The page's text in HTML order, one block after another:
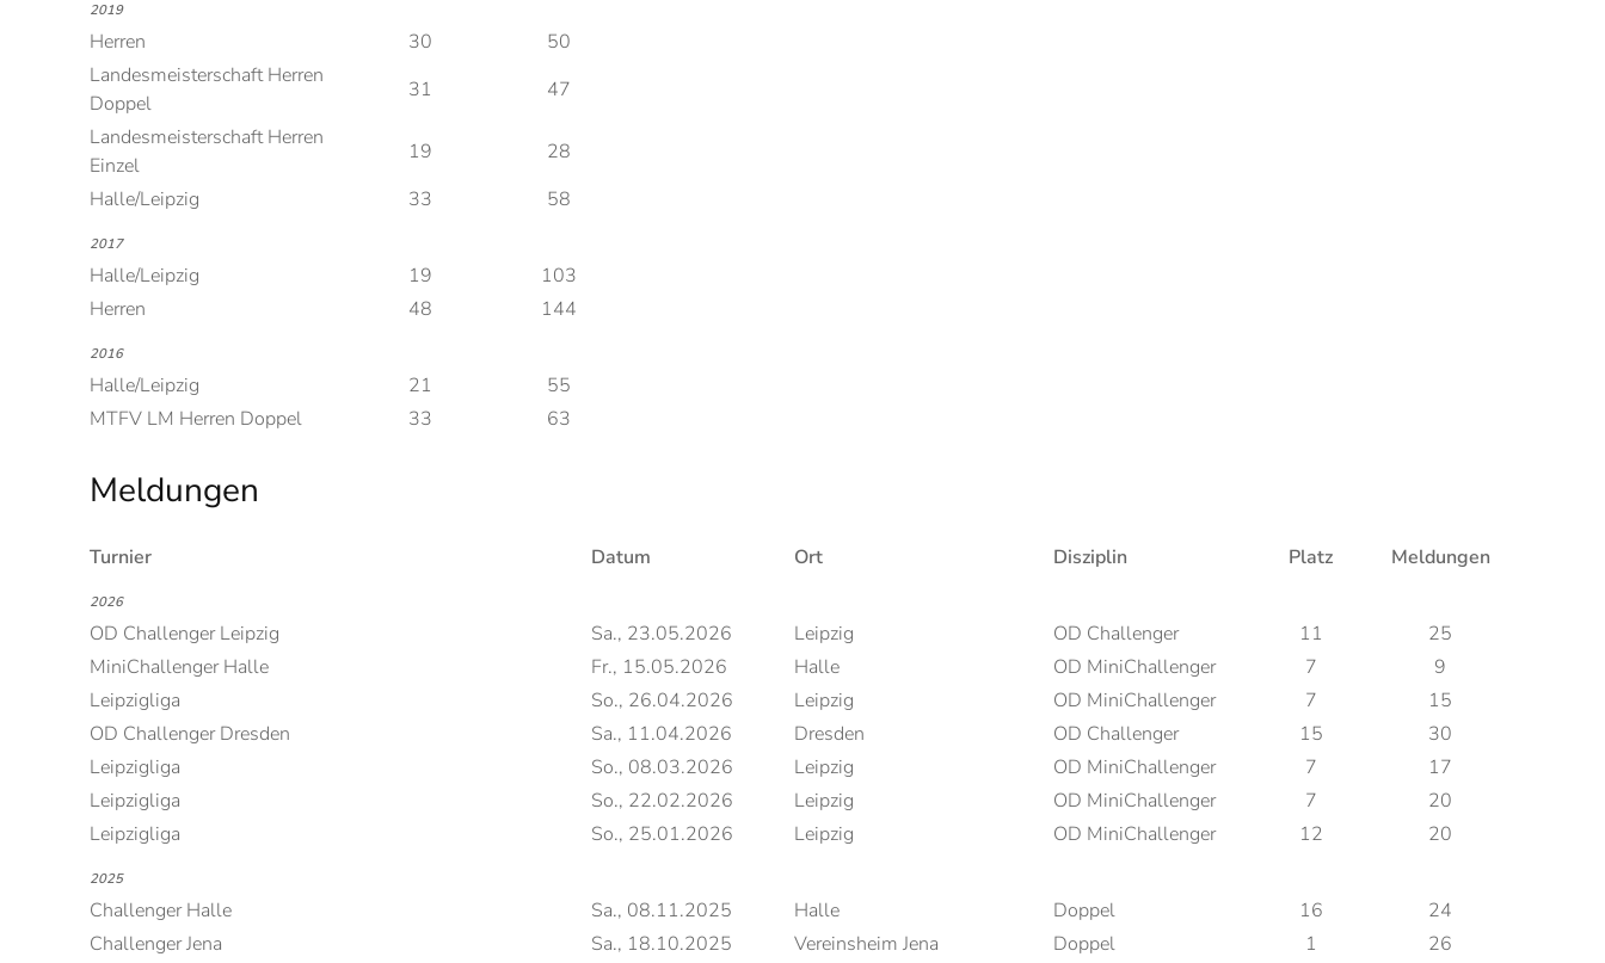
2019
Herren 30
50
Landesmeisterschaft Herren
Doppel
31
47
Landesmeisterschaft Herren
Einzel
19
28
Halle/Leipzig
33 58
2017
Halle/Leipzig 19
103
Herren
48 144
2016
Halle/Leipzig 21
55
MTFV LM Herren Doppel
33 63
Meldungen
Turnier Datum Ort Disziplin Platz Meldungen
2026
OD Challenger Leipzig Sa., 23.05.2026 Leipzig OD Challenger 11
25
MiniChallenger Halle
Fr., 15.05.2026 Halle OD MiniChallenger 7
9
Leipzigliga
So., 26.04.2026 Leipzig OD MiniChallenger 7
15
OD Challenger Dresden
Sa., 11.04.2026 Dresden OD Challenger 15
30
Leipzigliga
So., 08.03.2026 Leipzig OD MiniChallenger 7
17
Leipzigliga
So., 22.02.2026 Leipzig OD MiniChallenger 7
20
Leipzigliga
So., 25.01.2026 Leipzig OD MiniChallenger 12 20
2025
Challenger Halle Sa., 08.11.2025 Halle Doppel 16
24
Challenger Jena
Sa., 18.10.2025 Vereinsheim Jena Doppel 1
26